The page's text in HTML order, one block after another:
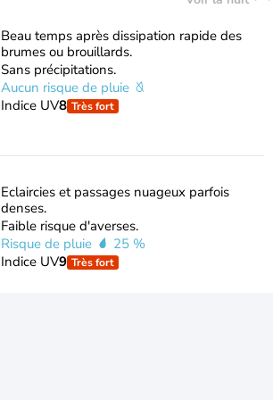
Beau temps après dissipation rapide des
brumes ou brouillards.
Sans précipitations.
Aucun risque de pluie
Indice UV8 Très fort
Eclaircies et passages nuageux parfois
denses.
Faible risque d'averses.
Risque de pluie
25 %
Indice UV9 Très fort